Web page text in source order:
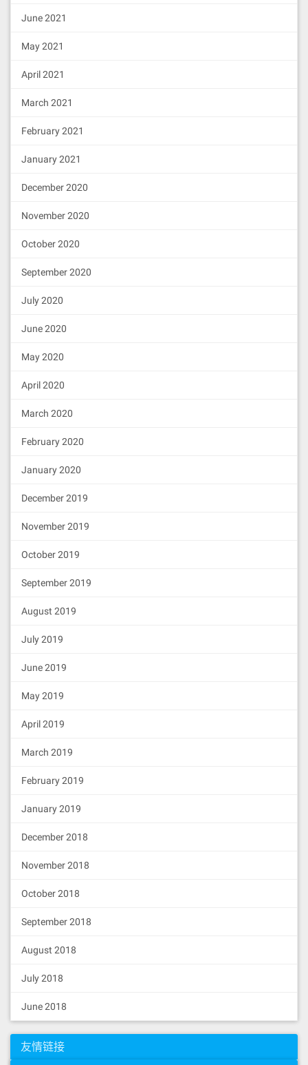
June 2021
May 2021
April 2021
March 2021
February 2021
January 2021
December 2020
November 2020
October 2020
September 2020
July 2020
June 2020
May 2020
April 2020
March 2020
February 2020
January 2020
December 2019
November 2019
October 2019
September 2019
August 2019
July 2019
June 2019
May 2019
April 2019
March 2019
February 2019
January 2019
December 2018
November 2018
October 2018
September 2018
August 2018
July 2018
June 2018
友情链接